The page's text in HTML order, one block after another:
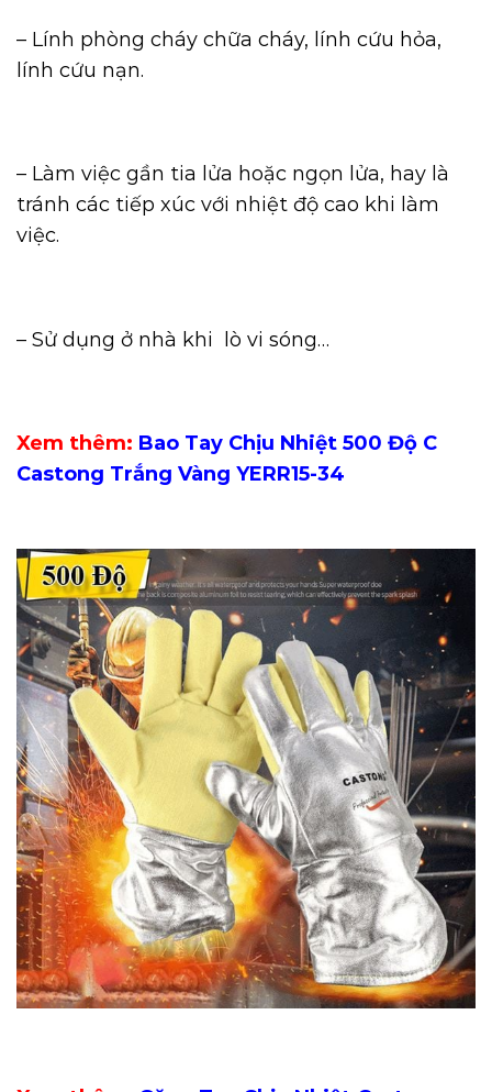
– Lính phòng cháy chữa cháy, lính cứu hỏa,
lính cứu nạn.
– Làm việc gần tia lửa hoặc ngọn lửa, hay là
tránh các tiếp xúc với nhiệt độ cao khi làm
việc.
– Sử dụng ở nhà khi lò vi sóng…
Xem thêm: Bao Tay Chịu Nhiệt 500 Độ C
Castong Trắng Vàng YERR15-34